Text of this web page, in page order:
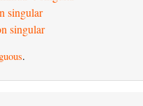
singular
singular
.